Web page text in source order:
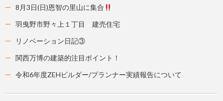
8月3日(日)恩智の里山に集合
羽曳野市野々上１丁目 建売住宅
リノベーション日記③
関西万博の建築的注目ポイント！
令和6年度ZEHビルダー/プランナー実績報告について